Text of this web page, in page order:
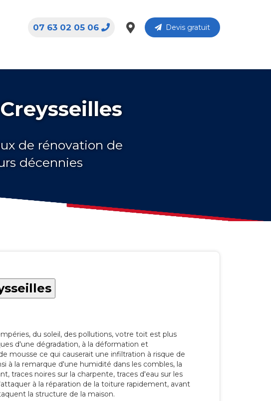
Devis gratuit
07 63 02 05 06
de rénovation de
décennies
du soleil, des pollutions, votre toit est plus
d'une dégradation, à la déformation et
mousse ce qui causerait une infiltration à risque de
à la remarque d'une humidité dans les combles, la
traces noires sur la charpente, traces d'eau sur les
à la réparation de la toiture rapidement, avant
la structure de la maison.